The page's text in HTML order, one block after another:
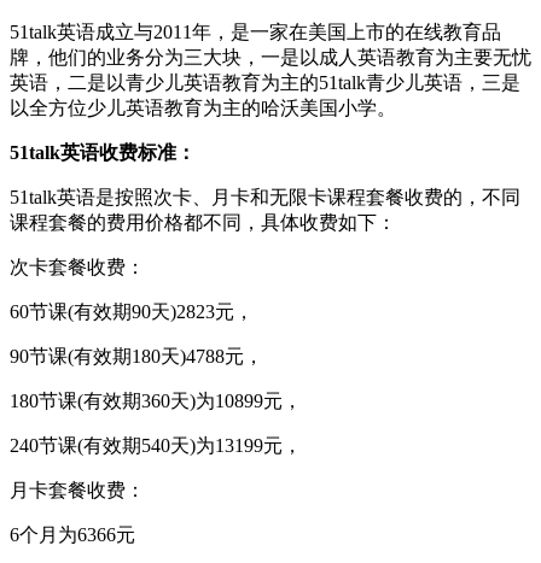
51talk英语成立与2011年，是一家在美国上市的在线教育品
牌，他们的业务分为三大块，一是以成人英语教育为主要无忧
英语，二是以青少儿英语教育为主的51talk青少儿英语，三是
以全方位少儿英语教育为主的哈沃美国小学。
51talk英语收费标准：
51talk英语是按照次卡、月卡和无限卡课程套餐收费的，不同
课程套餐的费用价格都不同，具体收费如下：
次卡套餐收费：
60节课(有效期90天)2823元，
90节课(有效期180天)4788元，
180节课(有效期360天)为10899元，
240节课(有效期540天)为13199元，
月卡套餐收费：
6个月为6366元